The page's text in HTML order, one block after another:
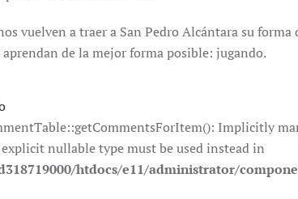
vuelven a traer a San Pedro Alcántara su
de la mejor forma posible: jugando.
Implicitly
nullable type must be used instead in
htdocs/e11/administrator/